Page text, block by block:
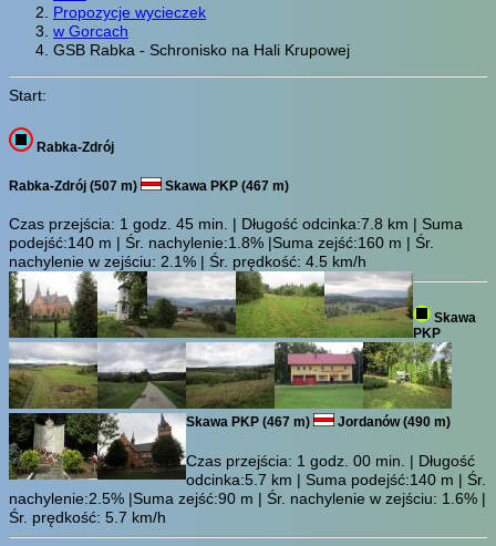
Propozycje wycieczek
w Gorcach
GSB Rabka - Schronisko na Hali Krupowej
Start:
Rabka-Zdrój
Rabka-Zdrój (507 m) Skawa PKP (467 m)
Czas przejścia: 1 godz. 45 min. | Długość odcinka:7.8 km | Suma
podejść:140 m | Śr. nachylenie:1.8% |Suma zejść:160 m | Śr.
nachylenie w zejściu: 2.1% | Śr. prędkość: 4.5 km/h
Skawa
PKP
Skawa PKP (467 m) Jordanów (490 m)
Czas przejścia: 1 godz. 00 min. | Długość
odcinka:5.7 km | Suma podejść:140 m | Śr.
nachylenie:2.5% |Suma zejść:90 m | Śr. nachylenie w zejściu: 1.6% |
Śr. prędkość: 5.7 km/h